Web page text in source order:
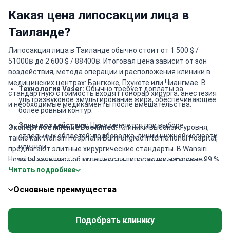
Какая цена липосакции лица в
Таиланде?
Липосакция лица в Таиланде обычно стоит от 1 500 $ /
51000฿ до 2 600 $ / 88400฿. Итоговая цена зависит от зон
воздействия, метода операции и расположения клиники в
медицинских центрах: Бангкоке, Пхукете или Чиангмае. В
стандартную стоимость входят гонорар хирурга, анестезия
и необходимые медикаменты после вмешательства.
Технология Vaser: Обычно требует доплаты за
ультразвуковое эмульгирование жира, обеспечивающее
более ровный контур.
Зоны воздействия:Цена меняется при выборе
отдельных областей: подбородка, линии нижней челюсти
или шеи.
Уровень клиники: Международные центры в Бангкоке
часто стоят дороже региональных специализированных
общую стоимость ночное пребывание в VIP-палатах.
Экспертное мнение Bookimed:Клиники высокого уровня,
такие как Wansiri Hospital и Bumrungrad International Hospital,
предлагают элитные хирургические стандарты. В Wansiri
Hospital заявляют об успешности липосакции на уровне 99 %.
Для тех, кто ищет профильных экспертов, Dr. Chen Surgery
технологию Vaser. Стоимость процедур для лица в
000 $. Выбор центров с аккредитацией JCI гарантирует
соблюдение протоколов безопасности на уровне лучших
больниц Запада — при гораздо более доступной цене.
Читать подробнее
Основные преимущества
Подобрать клинику